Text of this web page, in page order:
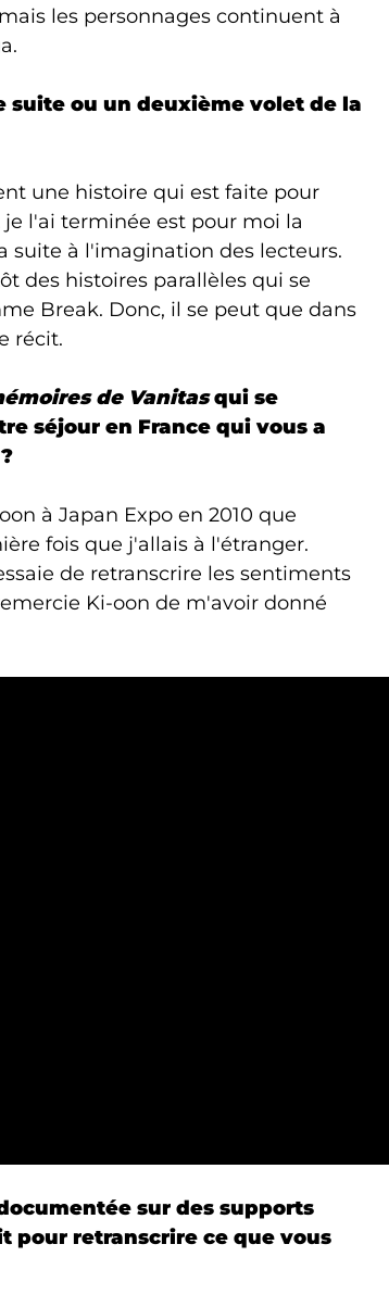
les personnages continuent à
suite ou un deuxième volet de la
une histoire qui est faite pour
l'ai terminée est pour moi la
suite à l'imagination des lecteurs.
des histoires parallèles qui se
Break. Donc, il se peut que dans
récit.
de Vanitasqui se
séjour en France qui vous a
à Japan Expo en 2010 que
fois que j'allais à l'étranger.
de retranscrire les sentiments
Ki-oon de m'avoir donné
sur des supports
pour retranscrire ce que vous